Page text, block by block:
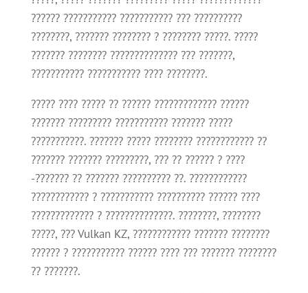
?????? ??????????? ??????????? ??? ??????????
????????, ??????? ???????? ? ???????? ?????. ?????
??????? ???????? ?????????????? ??? ???????,
??????????? ??????????? ???? ????????.
????? ???? ????? ?? ?????? ????????????? ??????
??????? ????????? ??????????? ??????? ?????
???????????. ??????? ????? ???????? ???????????? ??
??????? ??????? ?????????, ??? ?? ?????? ? ????
-??????? ?? ??????? ?????????? ??. ????????????
???????????? ? ??????????? ?????????? ?????? ????
????????????? ? ??????????????. ????????, ????????
?????, ??? Vulkan KZ, ???????????? ??????? ????????
?????? ? ??????????? ?????? ???? ??? ??????? ????????
?? ???????.